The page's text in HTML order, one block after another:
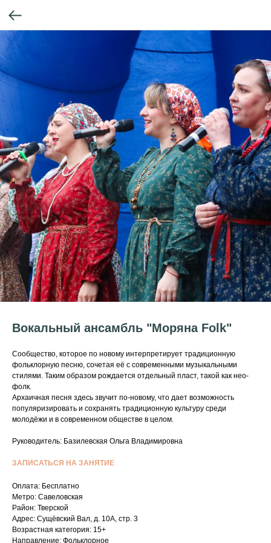
Вокальный ансамбль "Моряна Folk"
Сообщество, которое по новому интерпретирует традиционную
фольклорную песню, сочетая её с современными музыкальными
стилями. Таким образом рождается отдельный пласт, такой как нео-
фолк.
Архаичная песня здесь звучит по-новому, что дает возможность
популяризировать и сохранять традиционную культуру среди
молодёжи и в современном обществе в целом.
Руководитель: Базилевская Ольга Владимировна
ЗАПИСАТЬСЯ НА ЗАНЯТИЕ
Оплата: Бесплатно
Метро: Савеловская
Район: Тверской
Адрес: Сущёвский Вал, д. 10А, стр. 3
Возрастная категория: 15+
Направление: Фольклорное